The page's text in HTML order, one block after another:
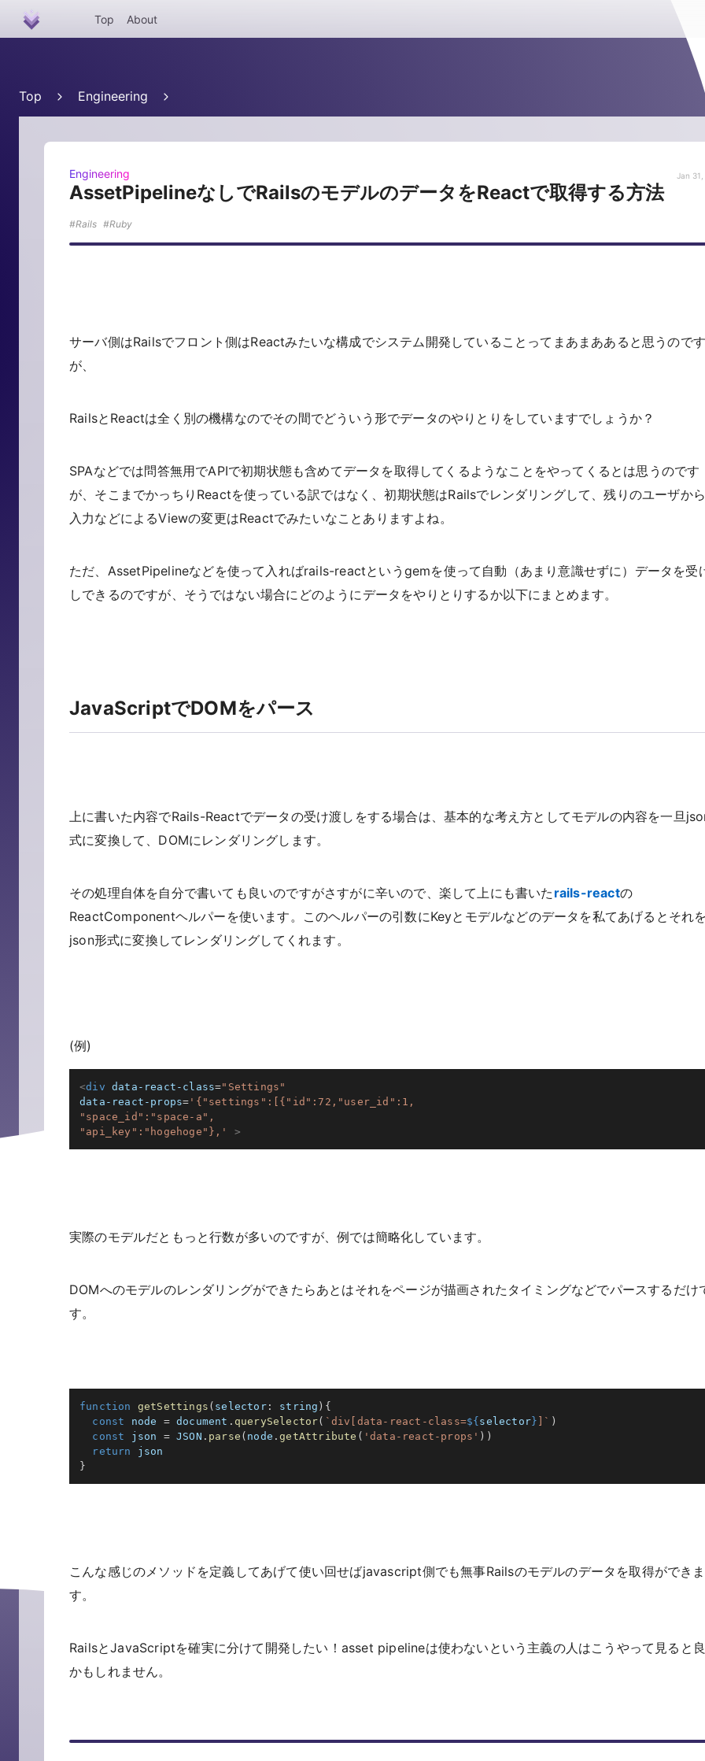
Top About
Top Engineering
Engineering Jan
AssetPipelineなしでRailsのモデルのデータをReactで取得する方法
Rails Ruby
サーバ側はRailsでフロント側はReactみたいな構成でシステム開発していることってまあまああると思うのです
が、
RailsとReactは全く別の機構なのでその間でどういう形でデータのやりとりをしていますでしょうか？
SPAなどでは問答無用でAPIで初期状態も含めてデータを取得してくるようなことをやってくるとは思うのです
が、そこまでかっちりReactを使っている訳ではなく、初期状態はRailsでレンダリングして、残りのユーザか
入力などによるViewの変更はReactでみたいなことありますよね。
ただ、AssetPipelineなどを使って入ればrails-reactというgemを使って自動（あまり意識せずに）データを受
しできるのですが、そうではない場合にどのようにデータをやりとりするか以下にまとめます。
JavaScriptでDOMをパース
上に書いた内容でRails-Reactでデータの受け渡しをする場合は、基本的な考え方としてモデルの内容を一旦
式に変換して、DOMにレンダリングします。
その処理自体を自分で書いても良いのですがさすがに辛いので、楽して上にも書いた rails-reactの
ReactComponentヘルパーを使います。このヘルパーの引数にKeyとモデルなどのデータを私てあげるとそれ
json形式に変換してレンダリングしてくれます。
(例)
<div data-react-class=" Settings "
data-react-props= ' {"settings":[{"id":72,"user_id":1,
"space_id":"space-a",
"api_key":"hogehoge"}, ' >
実際のモデルだともっと行数が多いのですが、例では簡略化しています。
DOMへのモデルのレンダリングができたらあとはそれをページが描画されたタイミングなどでパースするだけ
す。
function getSettings ( selector: string ) {
const node = document . querySelector( ` div[data-react-class=${ selector } ` )
const json = JSON . parse ( node .getAttribute ( 'data-react-props' ) )
return
}
こんな感じのメソッドを定義してあげて使い回せばjavascript側でも無事Railsのモデルのデータを取得ができま
す。
RailsとJavaScriptを確実に分けて開発したい！asset pipelineは使わないという主義の人はこうやって見ると
かもしれません。